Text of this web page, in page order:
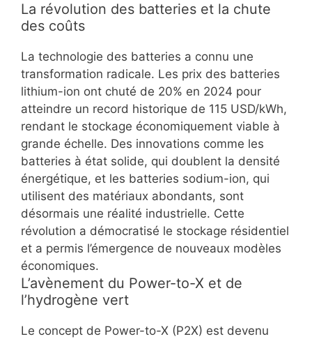
La révolution des batteries et la chute
des coûts
La technologie des batteries a connu une
transformation radicale. Les prix des batteries
lithium-ion ont chuté de 20% en 2024 pour
atteindre un record historique de 115 USD/kWh,
rendant le stockage économiquement viable à
grande échelle. Des innovations comme les
batteries à état solide, qui doublent la densité
énergétique, et les batteries sodium-ion, qui
utilisent des matériaux abondants, sont
désormais une réalité industrielle. Cette
révolution a démocratisé le stockage résidentiel
et a permis l’émergence de nouveaux modèles
économiques.
L’avènement du Power-to-X et de
l’hydrogène vert
Le concept de Power-to-X (P2X) est devenu